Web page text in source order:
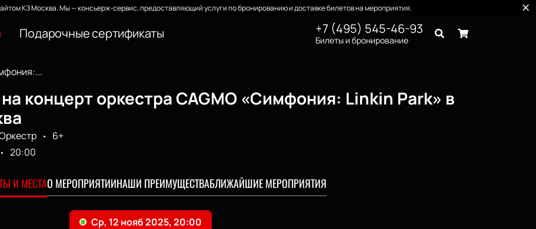
КЗ Москва. Мы — консьерж-сервис, предоставляющий услуги по бронированию и доставке билетов на мероприятия.
Подарочные сертификаты +7 (495) 545-46-93
Билеты и бронирование
концерт оркестра CAGMO «Симфония: Linkin Park» в
6+
20:00
И МЕСТАО МЕРОПРИЯТИИНАШИ ПРЕИМУЩЕСТВАБЛИЖАЙШИЕ МЕРОПРИЯТИЯ